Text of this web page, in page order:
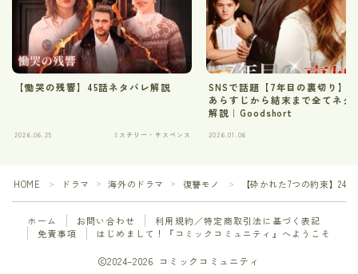
【慟哭の残響】45話ネタバレ解説
2026.06.25 ミステリー・サスペンス
SNSで話題【7年目の裏切り】
あらすじから結末まで全てネタ
解説｜Goodshort
2026.01.06
HOME ＞ ドラマ ＞ 海外のドラマ ＞ 復讐モノ ＞ 【砕かれた7つの約束】24
ホーム お問い合わせ
利用規約／特定商取引法に基づく表記
免責事項
はじめまして！『コミックコミュニティ』へようこそ
2024–2026 コミックコミュニティ